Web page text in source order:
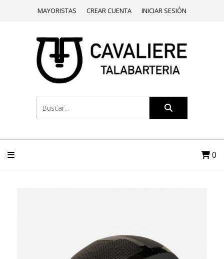
MAYORISTAS CREAR CUENTA INICIAR SESIÓN
0